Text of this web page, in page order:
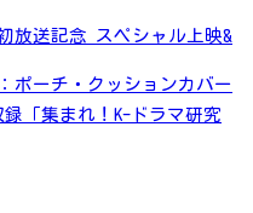
放送記念 スペシャル上映&
ポーチ・クッションカバー
「集まれ！K-ドラマ研究